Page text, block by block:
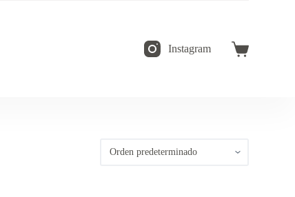
Instagram
Carro